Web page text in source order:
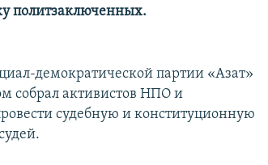
политзаключенных.
демократической партии «Азат»
собрал активистов НПО и
судебную и конституционную